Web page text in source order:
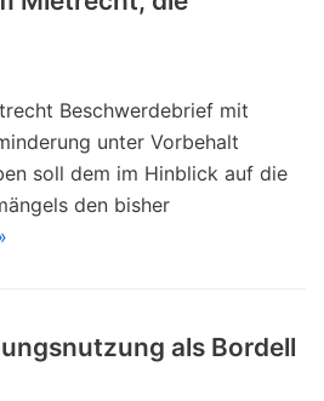
Beschwerdebrief mit
unter Vorbehalt
soll dem im Hinblick auf die
den bisher
als Bordell